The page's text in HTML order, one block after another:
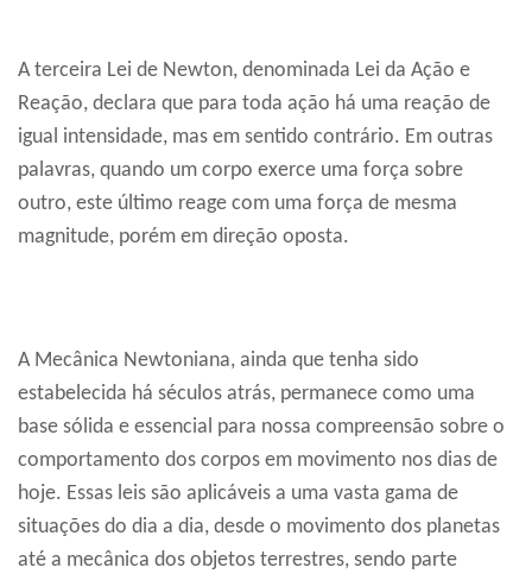
A terceira Lei de Newton, denominada Lei da Ação e
Reação, declara que para toda ação há uma reação de
igual intensidade, mas em sentido contrário. Em outras
palavras, quando um corpo exerce uma força sobre
outro, este último reage com uma força de mesma
magnitude, porém em direção oposta.
A Mecânica Newtoniana, ainda que tenha sido
estabelecida há séculos atrás, permanece como uma
base sólida e essencial para nossa compreensão sobre o
comportamento dos corpos em movimento nos dias de
hoje. Essas leis são aplicáveis a uma vasta gama de
situações do dia a dia, desde o movimento dos planetas
até a mecânica dos objetos terrestres, sendo parte